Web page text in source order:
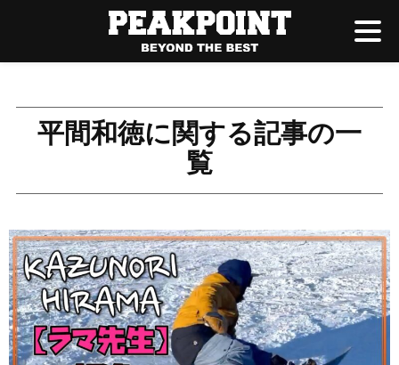
平間和徳に関する記事の一
覧